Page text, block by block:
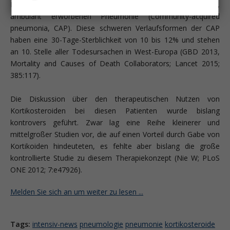
Kortikosteroidtherapie sind kritisch Kranke mit einer schweren,
ambulant erworbenen Pneumonie (Community-acquired
pneumonia, CAP). Diese schweren Verlaufsformen der CAP
haben eine 30-Tage-Sterblichkeit von 10 bis 12% und stehen
an 10. Stelle aller Todesursachen in West-Europa (GBD 2013,
Mortality and Causes of Death Collaborators; Lancet 2015;
385:117).
Die Diskussion über den therapeutischen Nutzen von
Kortikosteroiden bei diesen Patienten wurde bislang
kontrovers geführt. Zwar lag eine Reihe kleinerer und
mittelgroßer Studien vor, die auf einen Vorteil durch Gabe von
Kortikoiden hindeuteten, es fehlte aber bislang die große
kontrollierte Studie zu diesem Therapiekonzept (Nie W; PLoS
ONE 2012; 7:e47926).
Melden Sie sich an um weiter zu lesen ...
Tags: intensiv-news pneumologie pneumonie kortikosteroide